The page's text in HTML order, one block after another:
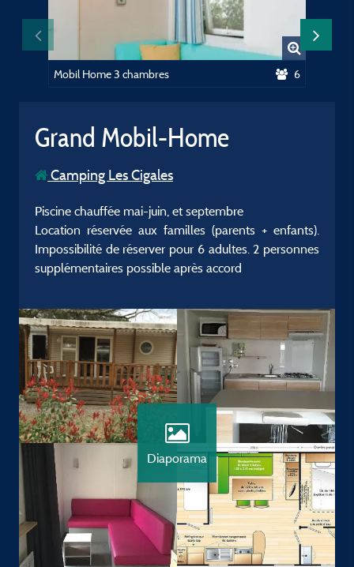
Mobil Home 3 chambres 6
Grand Mobil-Home
Camping Les Cigales
Piscine chauffée mai-juin, et septembre
Location réservée aux familles (parents + enfants).
Impossibilité de réserver pour 6 adultes. 2 personnes
supplémentaires possible après accord
Diaporama